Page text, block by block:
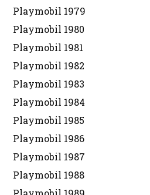
Playmobil 1979
Playmobil 1980
Playmobil 1981
Playmobil 1982
Playmobil 1983
Playmobil 1984
Playmobil 1985
Playmobil 1986
Playmobil 1987
Playmobil 1988